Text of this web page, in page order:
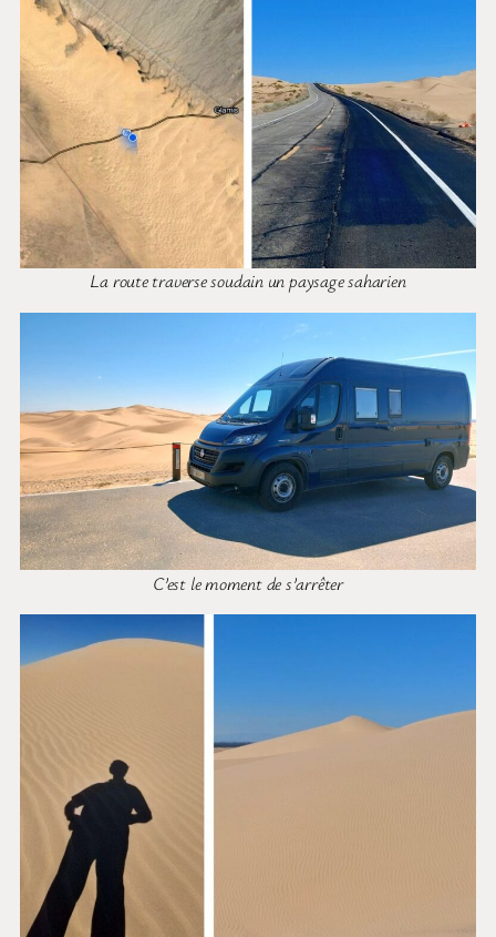
La route traverse soudain un paysage saharien
C’est le moment de s’arrêter